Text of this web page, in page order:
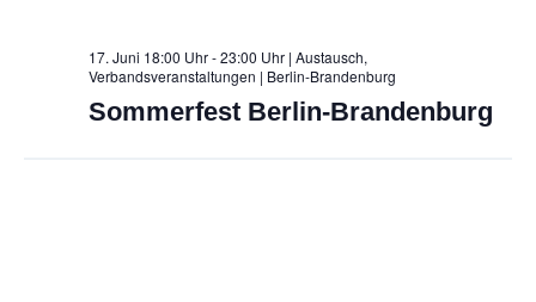
17. Juni 18:00 Uhr - 23:00 Uhr | Austausch,
Verbandsveranstaltungen | Berlin-Brandenburg
Sommerfest Berlin-Brandenburg